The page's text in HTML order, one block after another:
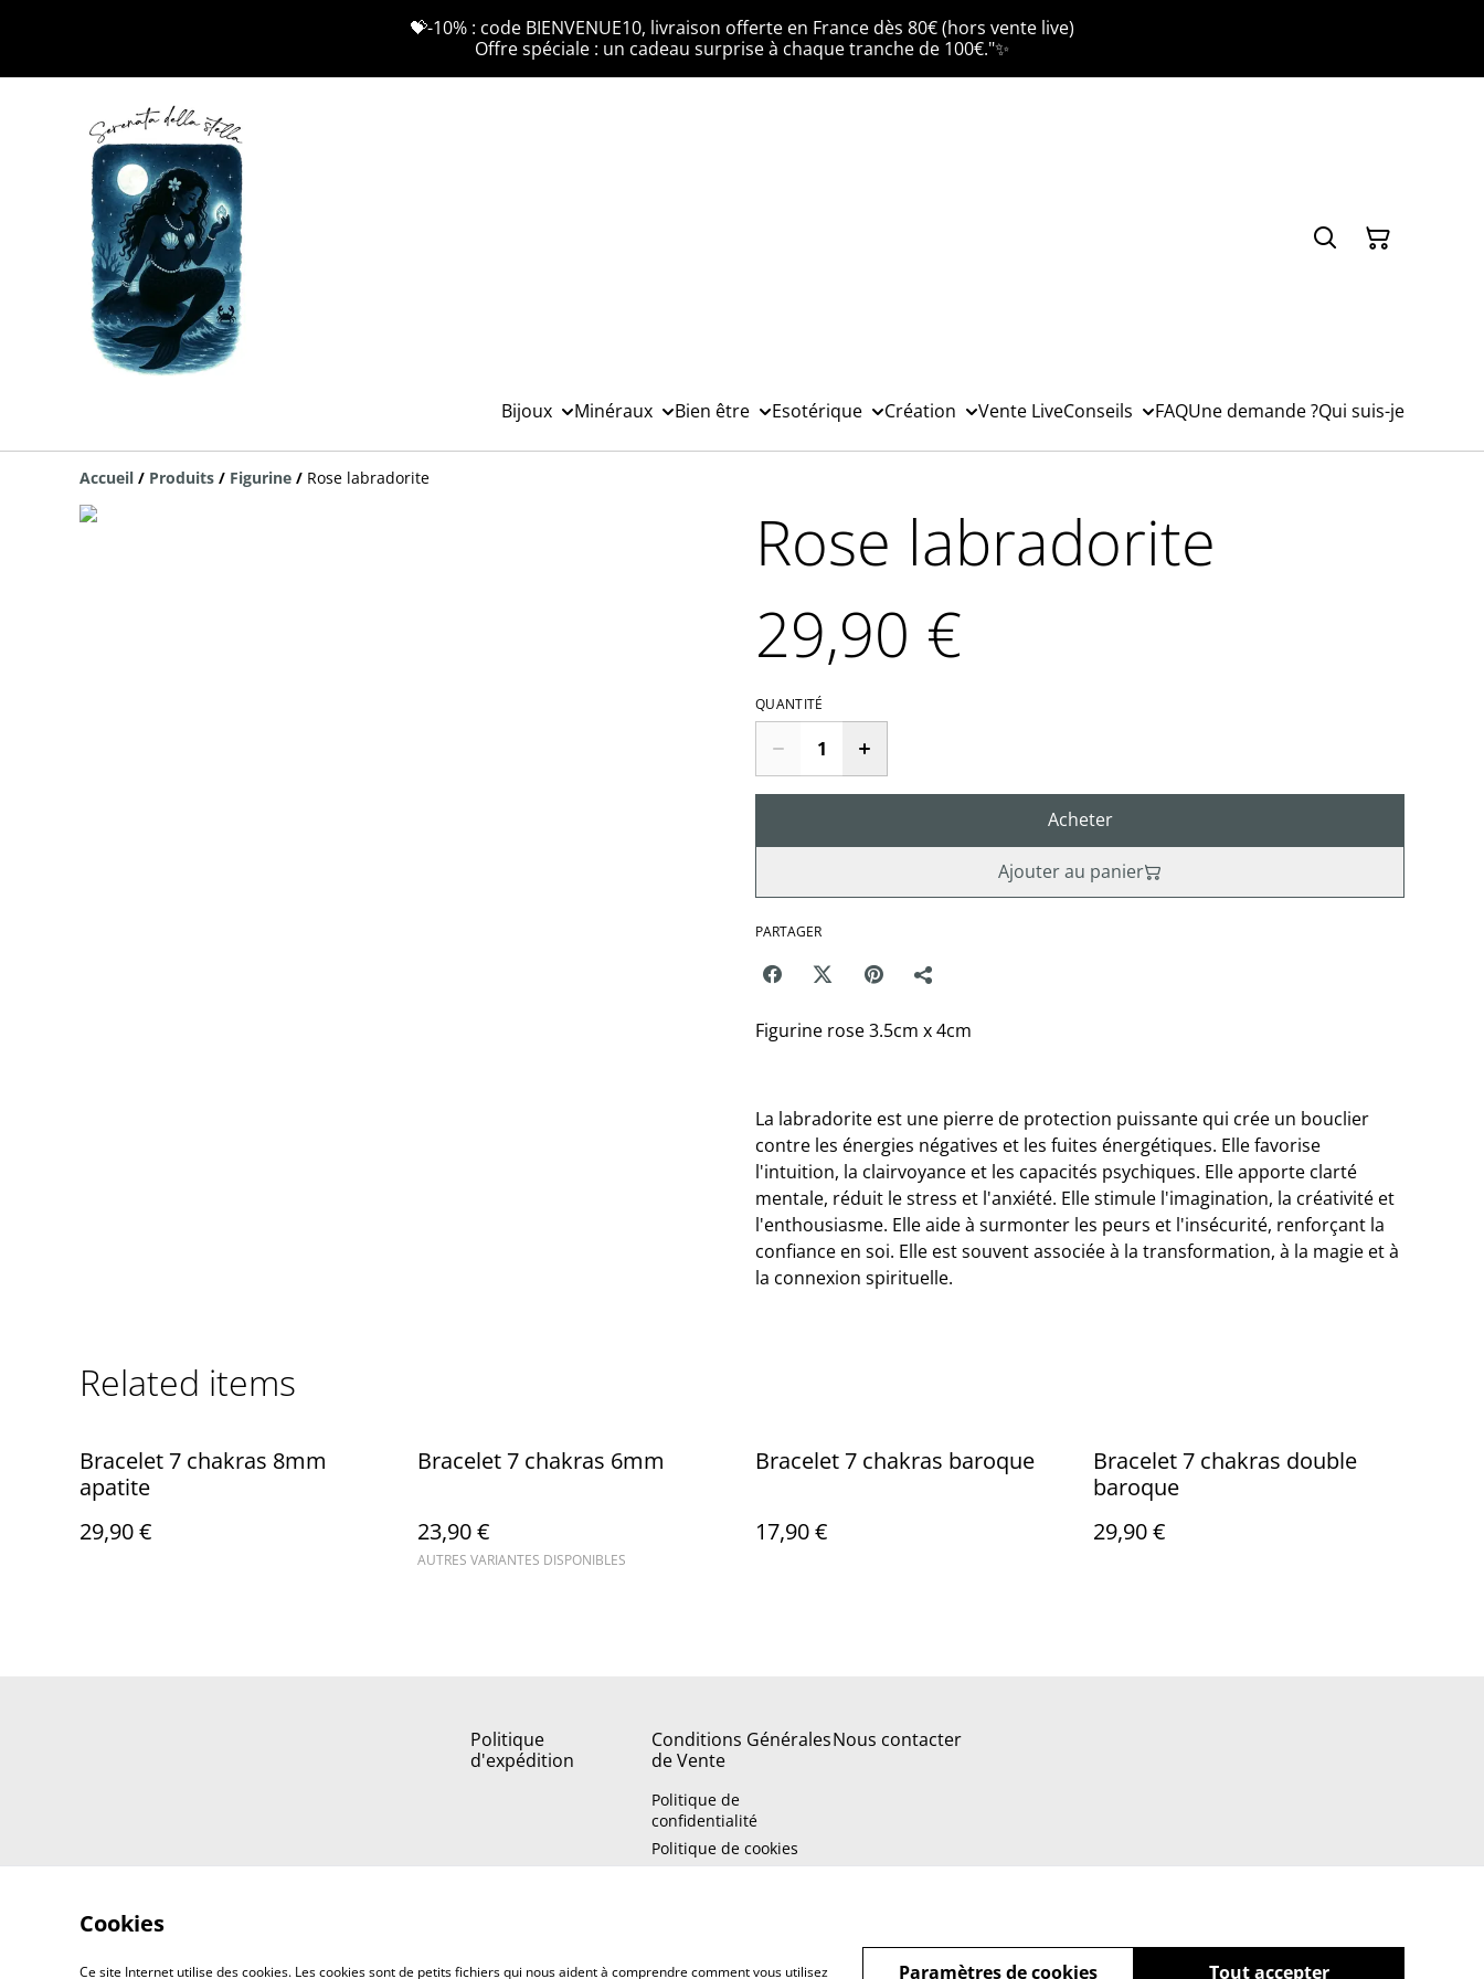
💝-10% : code BIENVENUE10, livraison offerte en France dès 80€ (hors vente live)
Offre spéciale : un cadeau surprise à chaque tranche de 100€."✨
Bijoux Minéraux Bien être Esotérique Création Vente LiveConseils FAQUne demande ?Qui suis-je
Accueil / Produits / Figurine / Rose labradorite
Rose labradorite
29,90 €
QUANTITÉ
Acheter
Ajouter au panier
PARTAGER
Figurine rose 3.5cm x 4cm
La labradorite est une pierre de protection puissante qui crée un bouclier
contre les énergies négatives et les fuites énergétiques. Elle favorise
l'intuition, la clairvoyance et les capacités psychiques. Elle apporte clarté
mentale, réduit le stress et l'anxiété. Elle stimule l'imagination, la créativité et
l'enthousiasme. Elle aide à surmonter les peurs et l'insécurité, renforçant la
confiance en soi. Elle est souvent associée à la transformation, à la magie et à
la connexion spirituelle.
Related items
Bracelet 7 chakras 8mm
apatite
29,90 €
Bracelet 7 chakras 6mm
23,90 €
AUTRES VARIANTES DISPONIBLES
Bracelet 7 chakras baroque
17,90 €
Bracelet 7 chakras double
baroque
29,90 €
Politique
d'expédition
Conditions Générales
de Vente
Politique de
confidentialité
Politique de cookies
Nous contacter
Cookies
Ce site Internet utilise des cookies. Les cookies sont de petits fichiers qui nous aident à comprendre comment vous utilisez Tout accepter
Paramètres de cookies